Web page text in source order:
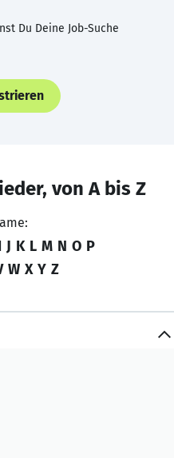
Du Deine Job-Suche
von A bis Z
J K L M N O P
W X Y Z